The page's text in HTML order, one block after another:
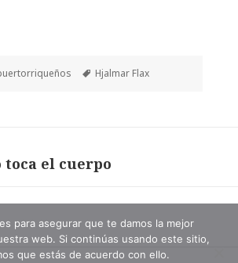
Etiquetas
Hjalmar Flax
toca el cuerpo
para asegurar que te damos la mejor
web. Si continúas usando este sitio,
que estás de acuerdo con ello.